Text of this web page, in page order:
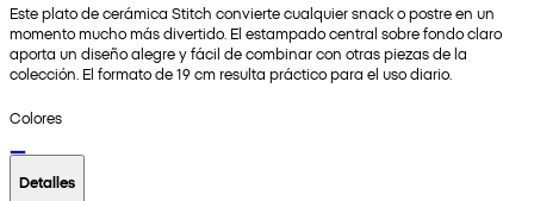
Este plato de cerámica Stitch convierte cualquier snack o postre en un
momento mucho más divertido. El estampado central sobre fondo claro
aporta un diseño alegre y fácil de combinar con otras piezas de la
colección. El formato de 19 cm resulta práctico para el uso diario.
Colores
Detalles